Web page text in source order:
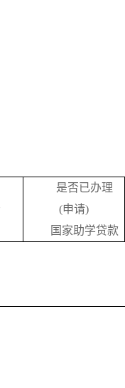
是否已办理
(申请)
国家助学贷款